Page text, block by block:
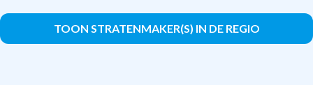
TOON STRATENMAKER(S) IN DE REGIO